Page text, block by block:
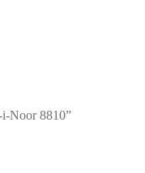
i-Noor 8810”